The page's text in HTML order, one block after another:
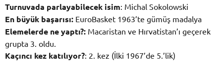
Turnuvada parlayabilecek isim: Michal Sokolowski
En büyük başarısı: EuroBasket 1963’te gümüş madalya
Elemelerde ne yaptı?: Macaristan ve Hırvatistan’ı geçerek
grupta 3. oldu.
Kaçıncı kez katılıyor?: 2. kez (İlki 1967’de 5.’lik)